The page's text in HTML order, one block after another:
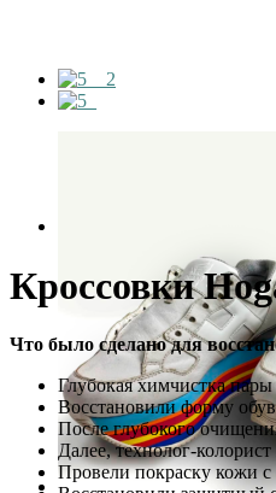
Кроссовки
Что было сделано для
Глубокая химчистка
Восстановили форму
После глубокого
Далее, технолог-
Провели покраску кожи